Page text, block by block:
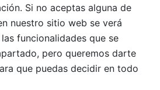
Si no aceptas alguna de
nuestro sitio web se verá
funcionalidades que se
pero queremos darte
que puedas decidir en todo